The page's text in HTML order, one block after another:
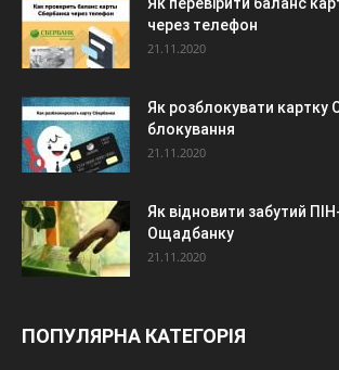
через телефон
21.11.2020
Як розблокувати картку
блокування
21.11.2020
Як відновити забутий
Ощадбанку
21.11.2020
ПОПУЛЯРНА КАТЕГОРІЯ